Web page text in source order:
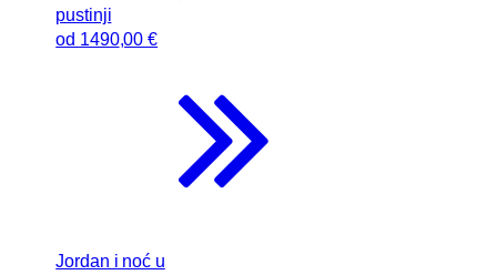
pustinji
od 1490,00 €
Jordan i noć u